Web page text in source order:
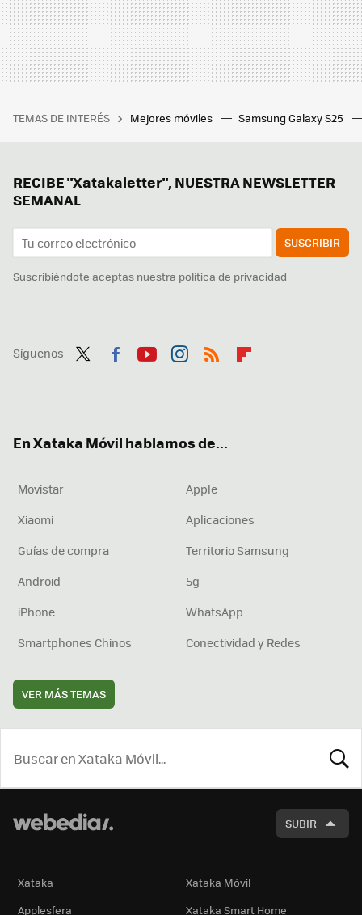
TEMAS DE INTERÉS Mejores móviles Samsung Galaxy S25
RECIBE "Xatakaletter", NUESTRA NEWSLETTER
SEMANAL
SUSCRIBIR
Suscribiéndote aceptas nuestra política de privacidad
Síguenos
En Xataka Móvil hablamos de...
Movistar
Apple
Xiaomi
Aplicaciones
Guías de compra
Territorio Samsung
Android
5g
iPhone
WhatsApp
Smartphones Chinos
Conectividad y Redes
VER MÁS TEMAS
SUBIR
Xataka
Xataka Móvil
Applesfera
Xataka Smart Home